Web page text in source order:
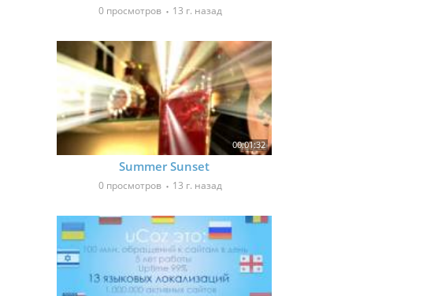
0 просмотров 13 г. назад
00:01:32
Summer Sunset
0 просмотров 13 г. назад